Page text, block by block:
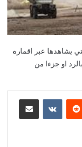
يشاهدها عبر اقماره
او جزءا من
مشاركة عبر البريد